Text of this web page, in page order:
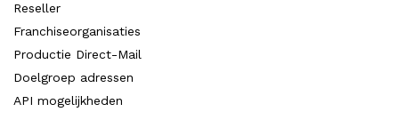
Reseller
Franchiseorganisaties
Productie Direct-Mail
Doelgroep adressen
API mogelijkheden